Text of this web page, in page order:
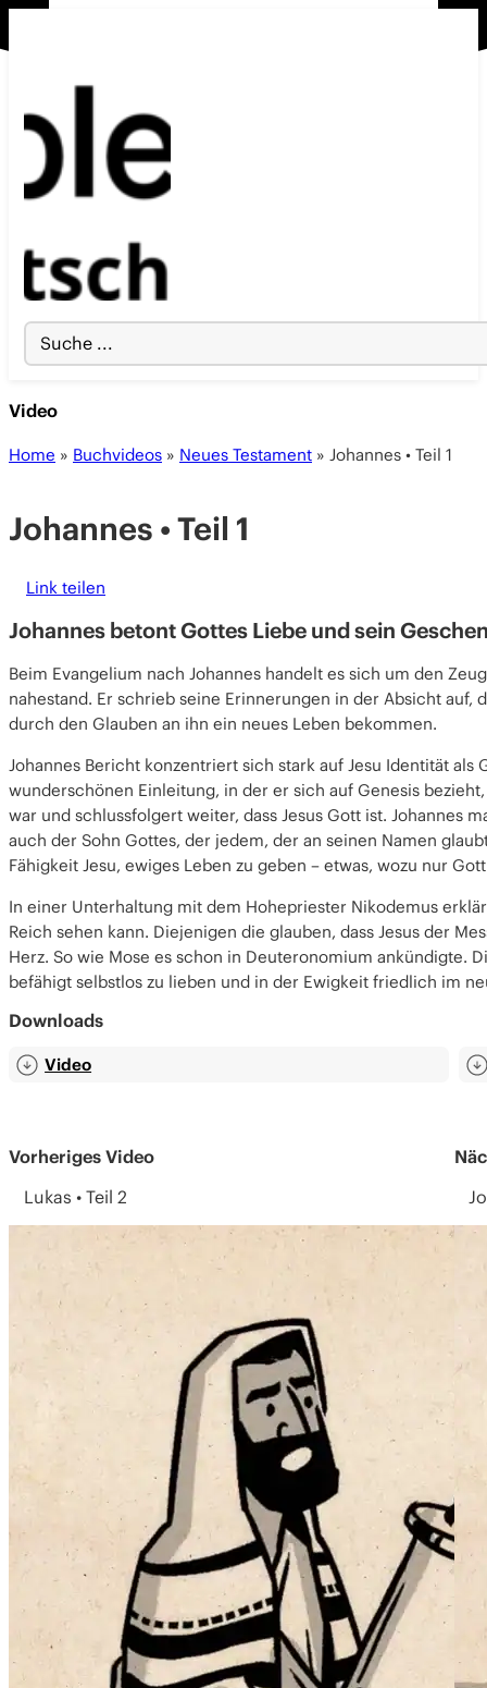
Search
...
Video
Home » Buchvideos » Neues Testament » Johannes • Teil 1
Johannes • Teil 1
Link teilen
Johannes betont Gottes Liebe und sein
Beim Evangelium nach Johannes handelt es sich um den
nahestand. Er schrieb seine Erinnerungen in der Absicht auf,
durch den Glauben an ihn ein neues Leben bekommen.
Johannes Bericht konzentriert sich stark auf Jesu Identität als
wunderschönen Einleitung, in der er sich auf Genesis
war und schlussfolgert weiter, dass Jesus Gott ist. Johannes
auch der Sohn Gottes, der jedem, der an seinen Namen
Fähigkeit Jesu, ewiges Leben zu geben – etwas, wozu nur
In einer Unterhaltung mit dem Hohepriester Nikodemus
Reich sehen kann. Diejenigen die glauben, dass Jesus der
Herz. So wie Mose es schon in Deuteronomium ankündigte.
befähigt selbstlos zu lieben und in der Ewigkeit friedlich im
Downloads
Video
Vorheriges Video
Lukas • Teil 2